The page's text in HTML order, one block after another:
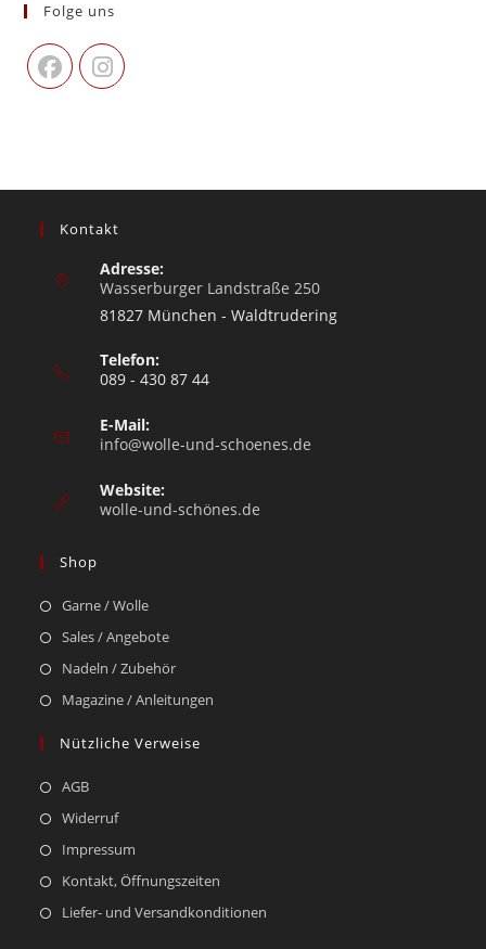
Folge uns
Kontakt
Adresse:
Wasserburger Landstraße 250
81827 München - Waldtrudering
Telefon:
089 - 430 87 44
E-Mail:
info@wolle-und-schoenes.de
Website:
wolle-und-schönes.de
Shop
Garne / Wolle
Sales / Angebote
Nadeln / Zubehör
Magazine / Anleitungen
Nützliche Verweise
AGB
Widerruf
Impressum
Kontakt, Öffnungszeiten
Liefer- und Versandkonditionen